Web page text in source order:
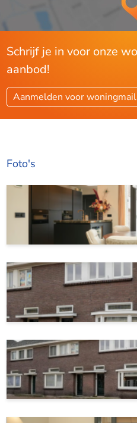
Airconditioning aanwezig
Volledig geïsoleerd (HR++
Energiebewust en
Heeft u interesse in deze
met 123Wonen Eindhoven
plannen van een bezichtiging.
Schrijf je in voor onze
aanbod!
Aanmelden voor woningmail
Foto's